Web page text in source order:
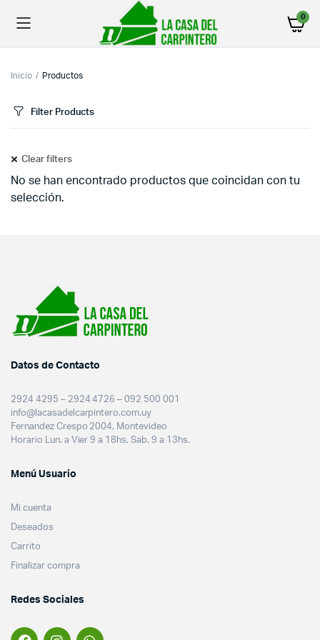
0
Inicio Productos
Filter Products
Clear filters
No se han encontrado productos que coincidan con tu
selección.
Datos de Contacto
2924 4295 – 2924 4726 – 092 500 001
info@lacasadelcarpintero.com.uy
Fernandez Crespo 2004, Montevideo
Horario Lun. a Vier 9 a 18hs. Sab. 9 a 13hs.
Menú Usuario
Mi cuenta
Deseados
Carrito
Finalizar compra
Redes Sociales